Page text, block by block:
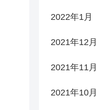
2022年1月
2021年12月
2021年11月
2021年10月